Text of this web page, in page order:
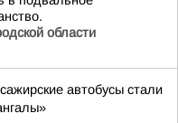
области
автобусы стали